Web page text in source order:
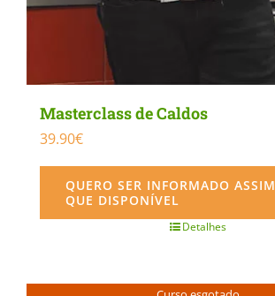
Masterclass de Caldos
39.90€
QUERO SER INFORMADO ASSIM
QUE DISPONÍVEL
Detalhes